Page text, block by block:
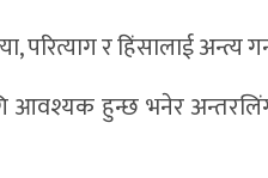
परित्याग र हिंसालाई अन्त्य
आवश्यक हुन्छ भनेर